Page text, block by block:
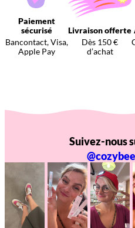
Paiement
sécurisé
Bancontact, Visa,
Apple Pay
Livraison offerte
Dès 150 €
d’achat
Suivez-nous